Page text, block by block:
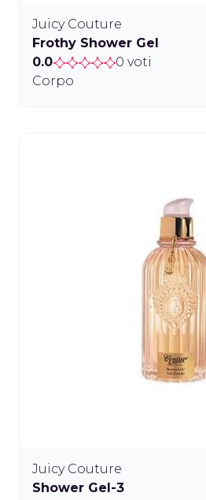
Juicy Couture
Frothy Shower Gel
0.0
0 voti
Corpo
Juicy Couture
Shower Gel-3